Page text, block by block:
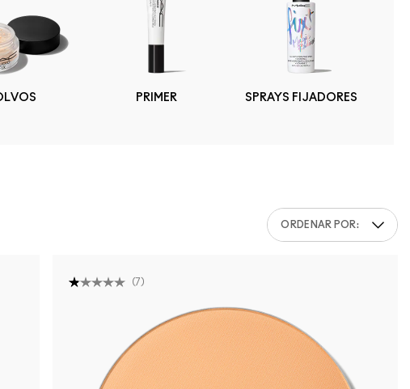
PRIMER SPRAYS FIJADORES
ORDENAR POR:
(7 )